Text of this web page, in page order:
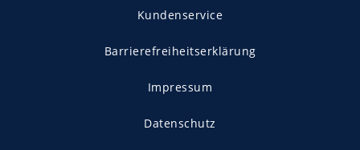
Kundenservice
Barrierefreiheitserklärung
Impressum
Datenschutz